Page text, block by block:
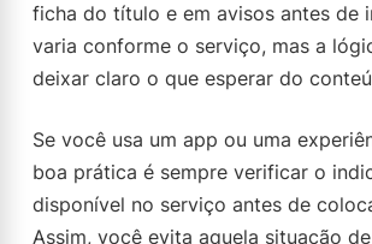
ficha do título e em avisos antes de
varia conforme o serviço, mas a
deixar claro o que esperar do
Se você usa um app ou uma
boa prática é sempre verificar o
disponível no serviço antes de
Assim, você evita aquela situação